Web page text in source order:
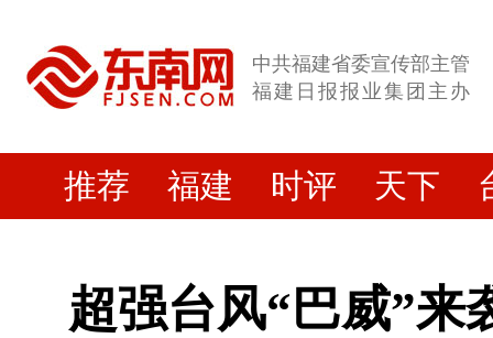
中共福建省委宣传部主管
福建日报报业集团主办
推荐 福建 时评 天下
超强台风“巴威”来